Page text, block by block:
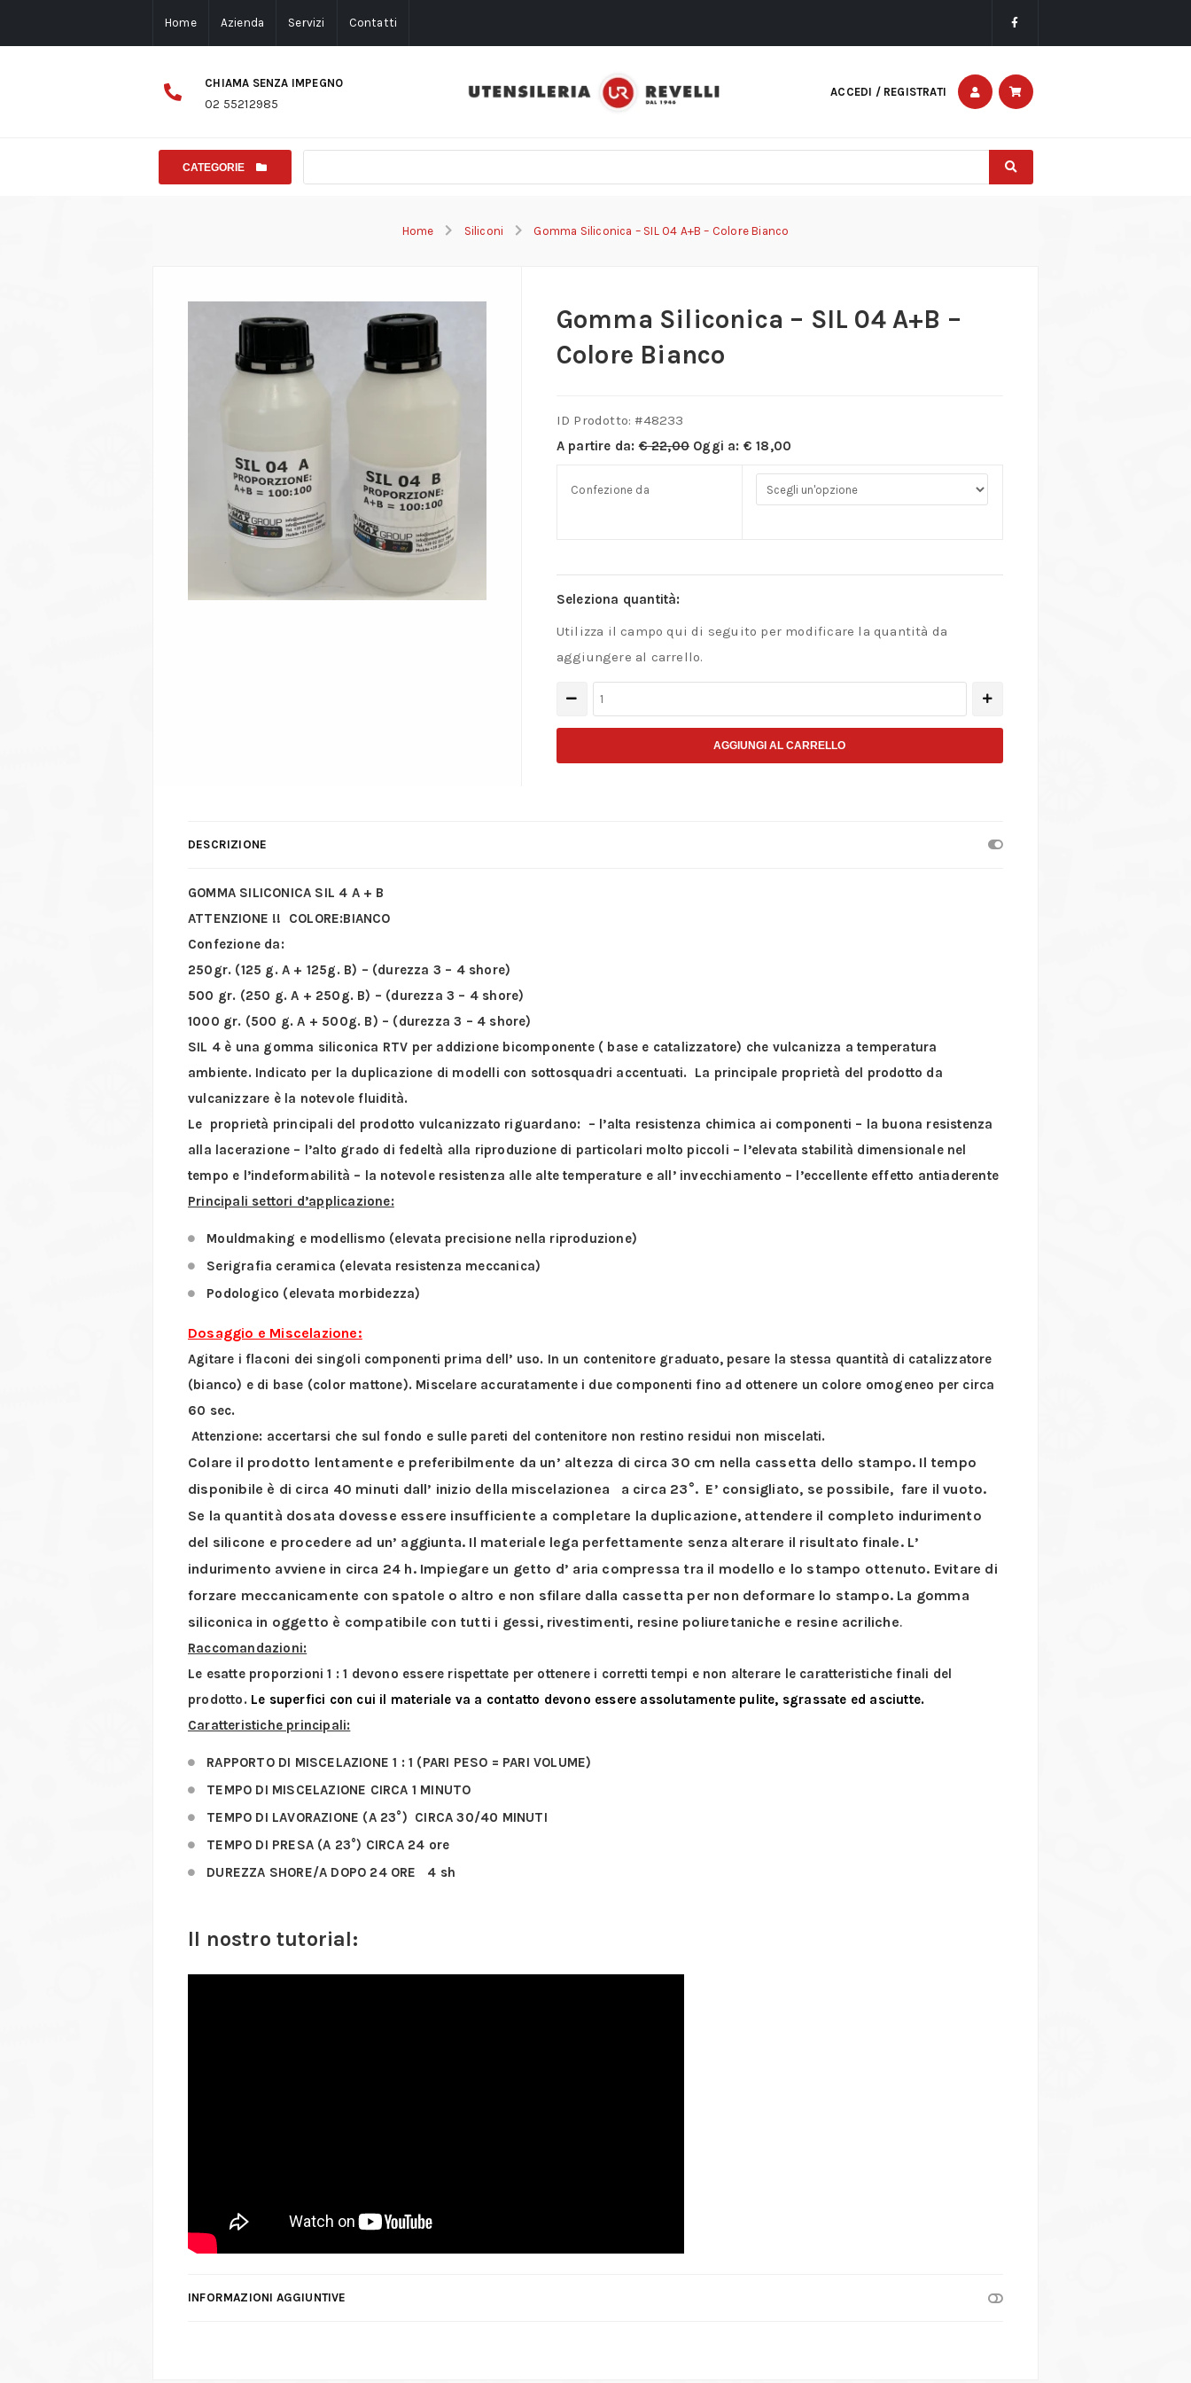
Home Azienda Servizi Contatti
CHIAMA SENZA IMPEGNO
02 55212985
ACCEDI / REGISTRATI
CATEGORIE
Home Siliconi Gomma Siliconica – SIL 04 A+B – Colore Bianco
Gomma Siliconica – SIL 04 A+B –
Colore Bianco
ID Prodotto: #48233
A partire da:€22,00 Oggi a: € 18,00
Confezione da
Seleziona quantità:
Utilizza il campo qui di seguito per modificare la quantità da
aggiungere al carrello.
Gomma
Siliconica
AGGIUNGI AL CARRELLO
DESCRIZIONE
GOMMA SILICONICA SIL 4 A + B
ATTENZIONE !! COLORE:BIANCO
Confezione da:
250gr. (125 g. A + 125g. B) – (durezza 3 – 4 shore)
500 gr. (250 g. A + 250g. B) – (durezza 3 – 4 shore)
1000 gr. (500 g. A + 500g. B) – (durezza 3 – 4 shore)
SIL 4 è una gomma siliconica RTV per addizione bicomponente ( base e catalizzatore) che vulcanizza a temperatura
ambiente. Indicato per la duplicazione di modelli con sottosquadri accentuati. La principale proprietà del prodotto da
vulcanizzare è la notevole fluidità.
Le proprietà principali del prodotto vulcanizzato riguardano: – l’alta resistenza chimica ai componenti – la buona resistenza
alla lacerazione – l’alto grado di fedeltà alla riproduzione di particolari molto piccoli – l’elevata stabilità dimensionale nel
tempo e l’indeformabilità – la notevole resistenza alle alte temperature e all’ invecchiamento – l’eccellente effetto antiaderente
Principali settori d’applicazione:
Mouldmaking e modellismo (elevata precisione nella riproduzione)
Serigrafia ceramica (elevata resistenza meccanica)
Podologico (elevata morbidezza)
Dosaggio e Miscelazione:
Agitare i flaconi dei singoli componenti prima dell’ uso. In un contenitore graduato, pesare la stessa quantità di catalizzatore
(bianco) e di base (color mattone). Miscelare accuratamente i due componenti fino ad ottenere un colore omogeneo per circa
60 sec.
Attenzione: accertarsi che sul fondo e sulle pareti del contenitore non restino residui non miscelati.
Colare il prodotto lentamente e preferibilmente da un’ altezza di circa 30 cm nella cassetta dello stampo. Il tempo
disponibile è di circa 40 minuti dall’ inizio della miscelazionea a circa 23°. E’ consigliato, se possibile, fare il vuoto.
Se la quantità dosata dovesse essere insufficiente a completare la duplicazione, attendere il completo indurimento
del silicone e procedere ad un’ aggiunta. Il materiale lega perfettamente senza alterare il risultato finale. L’
indurimento avviene in circa 24 h. Impiegare un getto d’ aria compressa tra il modello e lo stampo ottenuto. Evitare di
forzare meccanicamente con spatole o altro e non sfilare dalla cassetta per non deformare lo stampo. La gomma
siliconica in oggetto è compatibile con tutti i gessi, rivestimenti, resine poliuretaniche e resine acriliche.
Raccomandazioni:
Le esatte proporzioni 1 : 1 devono essere rispettate per ottenere i corretti tempi e non alterare le caratteristiche finali del
prodotto. Le superfici con cui il materiale va a contatto devono essere assolutamente pulite, sgrassate ed asciutte.
Caratteristiche principali:
RAPPORTO DI MISCELAZIONE 1 : 1 (PARI PESO = PARI VOLUME)
TEMPO DI MISCELAZIONE CIRCA 1 MINUTO
TEMPO DI LAVORAZIONE (A 23°) CIRCA 30/40 MINUTI
TEMPO DI PRESA (A 23°) CIRCA 24 ore
DUREZZA SHORE/A DOPO 24 ORE 4 sh
Il nostro tutorial:
INFORMAZIONI AGGIUNTIVE